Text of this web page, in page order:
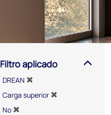
Filtro aplicado
DREAN
Carga superior
No